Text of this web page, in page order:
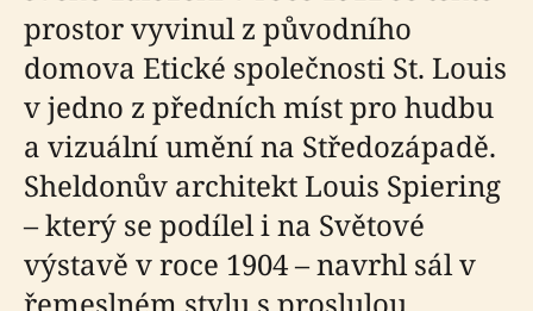
prostor vyvinul z původního
domova Etické společnosti St. Louis
v jedno z předních míst pro hudbu
a vizuální umění na Středozápadě.
Sheldonův architekt Louis Spiering
– který se podílel i na Světové
výstavě v roce 1904 – navrhl sál v